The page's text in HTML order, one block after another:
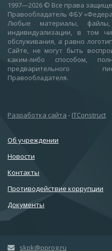
1997—2026 © Все права
Правообладатель ФБУ
Любые материалы,
индивидуализации, в том
обслуживания, а равно
Сайте, не могут быть
каким-либо способом,
предварительного
Правообладателя.
Разработка сайта - ITConstruct
Об учреждении
Новости
Контакты
Противодействие коррупции
Документы
skpk@pprog.ru